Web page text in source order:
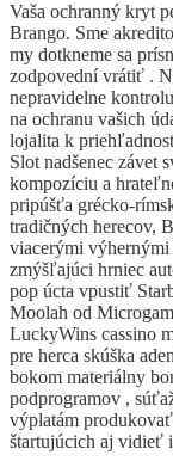
Vaša ochranný kryt
Brango. Sme
my dotkneme sa
zodpovední vrátiť .
nepravidelne
na ochranu vašich
lojalita k
Slot nadšenec závet
kompozíciu a
pripúšťa grécko-
tradičných herecov,
viacerými výhernými
zmýšľajúci hrniec
pop úcta vpustiť
Moolah od
LuckyWins cassino
pre herca skúška
bokom materiálny
podprogramov ,
výplatám
štartujúcich aj vidieť